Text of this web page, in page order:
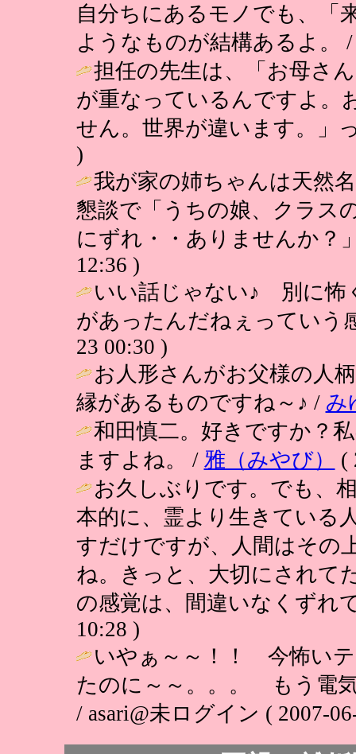
自分ちにあるモノでも、「
ようなものが結構あるよ。
担任の先生は、「お母さ
が重なっているんですよ。
せん。世界が違います。」
)
我が家の姉ちゃんは天然
懇談で「うちの娘、クラス
にずれ・・ありませんか？
12:36 )
いい話じゃない♪ 別に怖
があったんだねぇっていう
23 00:30 )
お人形さんがお父様の人
縁があるものですね～♪ / み
和田慎二。好きですか？
ますよね。 / 雅（みやび）
(
お久しぶりです。でも、
本的に、霊より生きている
すだけですが、人間はその
ね。きっと、大切にされて
の感覚は、間違いなくずれ
10:28 )
いやぁ～～！！ 今怖い
たのに～～。。。 もう電
/ asari@未ログイン ( 2007-